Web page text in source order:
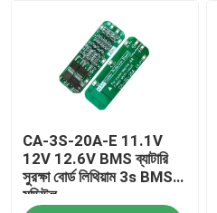
CA-3S-20A-E 11.1V
12V 12.6V BMS ব্যাটারি
সুরক্ষা বোর্ড লিথিয়াম 3s BMS
মডিউল